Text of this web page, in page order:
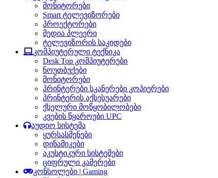
მონიტორები
Smart ტელევიზორები
პროექტორები
მედია პლეერი
ტელევიზორის საკიდები
კომპიუტერული ტექნიკა
Desk Top კომპიუტერები
ნოუთბუქები
მონიტორები
პრინტერები სკანერები კოპიერები
პრინტერის აქსესუარები
ქსელური მოწყობილობები
კვების წყაროები UPC
აუდიო სისტემა
ყურსასმენები
დინამიკები
აკუსტიკური სისტემები
ციფრული კამერები
კონსოლები | Gaming